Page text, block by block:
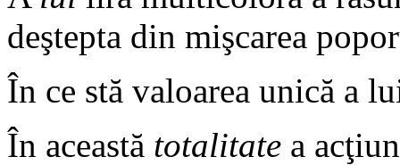
deştepta din mişcarea
În ce stă valoarea unică a
În această totalitate a